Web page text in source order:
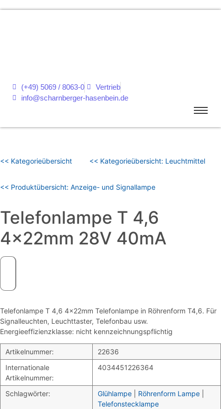
(+49) 5069 / 8063-0
Vertrieb
info@scharnberger-hasenbein.de
<< Kategorieübersicht << Kategorieübersicht: Leuchtmittel
<< Produktübersicht: Anzeige- und Signallampe
Telefonlampe T 4,6
4x22mm 28V 40mA
Telefonlampe T 4,6 4x22mm Telefonlampe in Röhrenform T4,6. Für
Signalleuchten, Leuchttaster, Telefonbau usw.
Energieeffizienzklasse: nicht kennzeichnungspflichtig
Artikelnummer:
22636
Internationale
Artikelnummer:
4034451226364
Schlagwörter: Glühlampe Röhrenform Lampe
Telefonstecklampe